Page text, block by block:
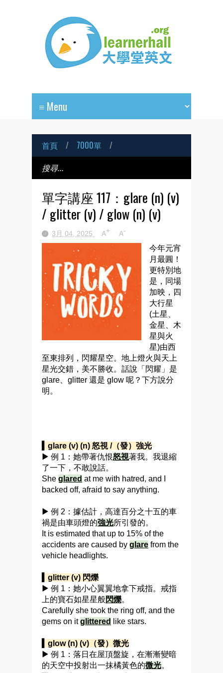
首頁 / 7000單 /
單字講座 117：glare (n) (v)
/ glitter (v) / glow (n) (v)
3月 04, 2025 A+ A-
今年元宵
月最圓！
更特別地
是，同場
加映，四
大行星
(土星、
金星、木
星與火
星)由西
至東排列，閃耀星空。地上燈火與天上
星光交錯，美不勝收。話說「閃耀」是
glare、glitter 還是 glow 呢？下方說分
明。
▍glare (v) (n) 怒視 /（發）強光
▶ 例 1：她帶著仇恨怒視著我。我退縮
了一下，不敢說話。
She glared at me with hatred, and I
backed off, afraid to say anything.
▶ 例 2：據估計，高達百分之十五的車
禍是由車頭燈的強光所引發的。
It is estimated that up to 15% of the
accidents are caused by glare from the
vehicle headlights.
▍glitter (v) 閃爍
▶ 例 1：她小心翼翼地拿下戒指。戒指
上的寶石如星星般閃爍。
Carefully she took the ring off, and the
gems on itglittered like stars.
▍glow (n) (v)（發）微光
▶ 例 1：落日在屋頂盤旋，在漸漸變暗
的天空中投射出一抹橘黃色的微光。